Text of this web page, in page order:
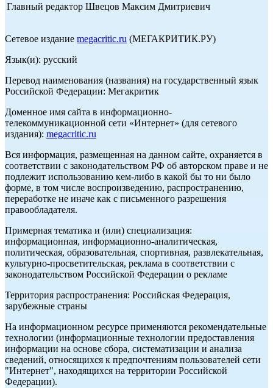
Главный редактор Швецов Максим Дмитриевич
Сетевое издание megacritic.ru (МЕГАКРИТИК.РУ)
Язык(и): русский
Перевод наименования (названия) на государственный язык
Российской Федерации: Мегакритик
Доменное имя сайта в информационно-
телекоммуникационной сети «Интернет» (для сетевого
издания): megacritic.ru
Вся информация, размещенная на данном сайте, охраняется в
соответствии с законодательством РФ об авторском праве и не
подлежит использованию кем-либо в какой бы то ни было
форме, в том числе воспроизведению, распространению,
переработке не иначе как с письменного разрешения
правообладателя.
Примерная тематика и (или) специализация:
информационная, информационно-аналитическая,
политическая, образовательная, спортивная, развлекательная,
культурно-просветительская, реклама в соответствии с
законодательством Российской Федерации о рекламе
Территория распространения: Российская Федерация,
зарубежные страны
На информационном ресурсе применяются рекомендательные
технологии (информационные технологии предоставления
информации на основе сбора, систематизации и анализа
сведений, относящихся к предпочтениям пользователей сети
"Интернет", находящихся на территории Российской
Федерации).